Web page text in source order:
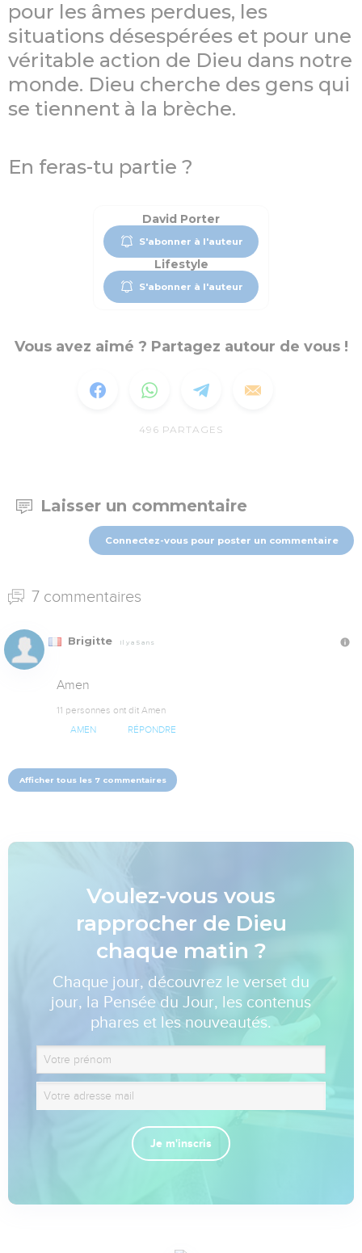
pour les âmes perdues, les
situations désespérées et pour une
véritable action de Dieu dans notre
monde. Dieu cherche des gens qui
se tiennent à la brèche.
En feras-tu partie ?
David Porter
S'abonner à l'auteur
Lifestyle
S'abonner à l'auteur
Vous avez aimé ? Partagez autour de vous !
496 PARTAGES
Laisser un commentaire
Connectez-vous pour poster un commentaire
7 commentaires
Brigitte Il y a 5 ans
Amen
11 personnes ont dit Amen
AMEN RÉPONDRE
Afficher tous les 7 commentaires
Voulez-vous vous
rapprocher de Dieu
chaque matin ?
Chaque jour, découvrez le verset du
jour, la Pensée du Jour, les contenus
phares et les nouveautés.
Je m'inscris